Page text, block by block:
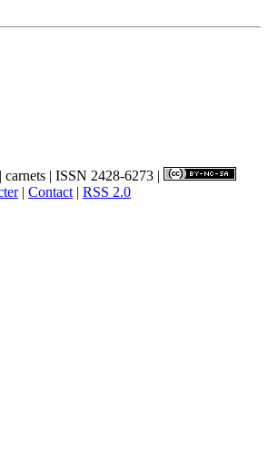
| ISSN 2428-6273 |
| Contact | RSS 2.0